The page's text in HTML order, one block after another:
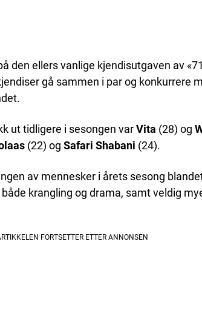
den ellers vanlige kjendisutgaven av
gå sammen i par og konkurrere
ut tidligere i sesongen varVita (28) og
(22) og Safari Shabani (24).
av mennesker i årets sesong
krangling og drama, samt veldig